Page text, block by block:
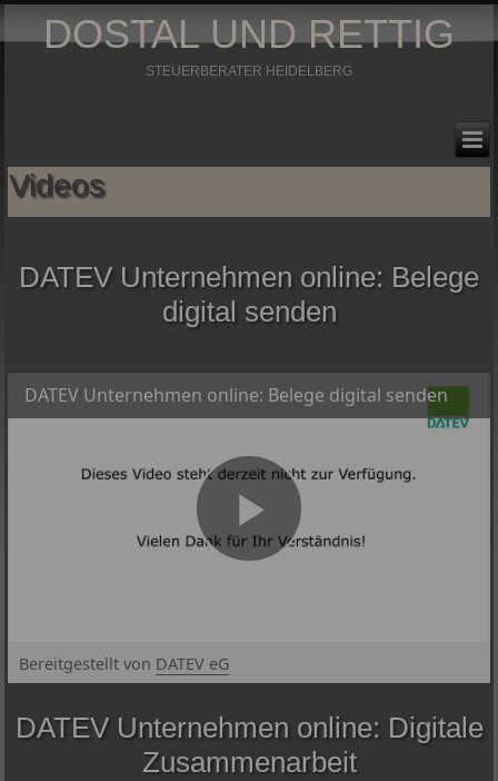
DOSTAL UND RETTIG
STEUERBERATER HEIDELBERG
Videos
DATEV Unternehmen online: Belege
digital senden
DATEV Unternehmen online: Belege digital senden
Bereitgestellt von DATEV eG
DATEV Unternehmen online: Digitale
Zusammenarbeit